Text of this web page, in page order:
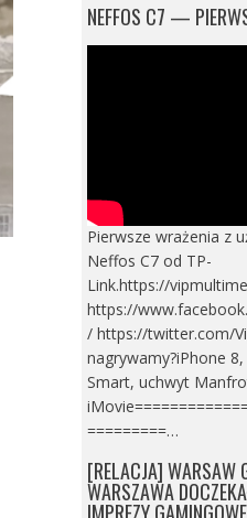
NEFFOS C7 —
Pierwsze wrażenia z
Neffos C7 od TP-
Link.https://
https://
/ https://twitter.com/
nagrywamy?iPhone
Smart, uchwyt
=========…
[RELACJA] WARSAW
WARSZAWA